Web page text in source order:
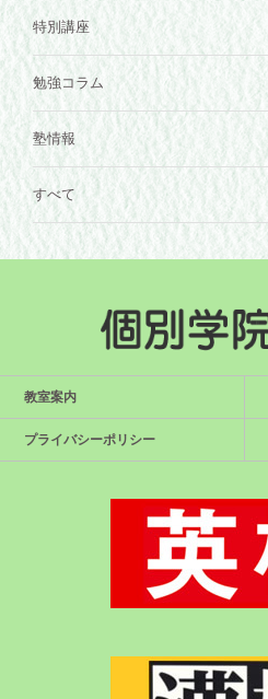
特別講座
勉強コラム
塾情報
すべて
教室案内
プライバシーポリシー